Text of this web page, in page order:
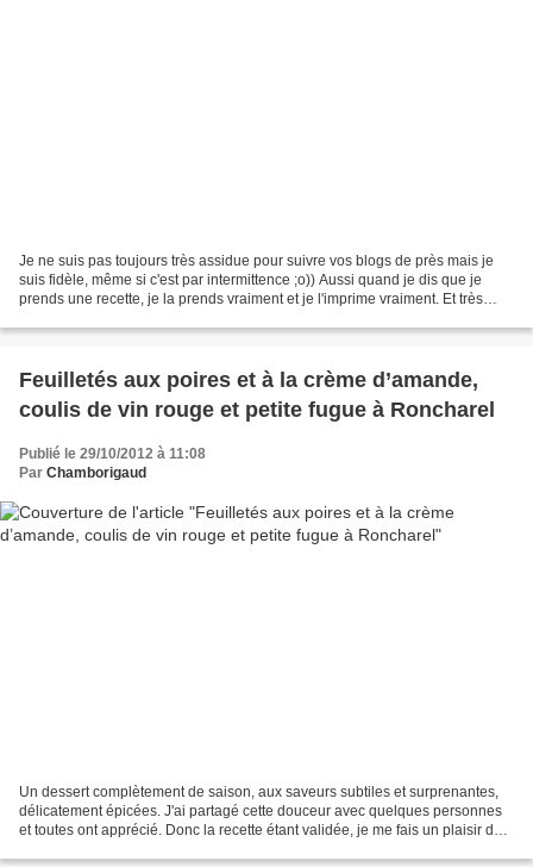
Je ne suis pas toujours très assidue pour suivre vos blogs de près mais je
suis fidèle, même si c'est par intermittence ;o)) Aussi quand je dis que je
prends une recette, je la prends vraiment et je l'imprime vraiment. Et très
Feuilletés aux poires et à la crème d’amande,
coulis de vin rouge et petite fugue à Roncharel
Publié le 29/10/2012 à 11:08
Par Chamborigaud
Un dessert complètement de saison, aux saveurs subtiles et surprenantes,
délicatement épicées. J'ai partagé cette douceur avec quelques personnes
et toutes ont apprécié. Donc la recette étant validée, je me fais un plaisir de